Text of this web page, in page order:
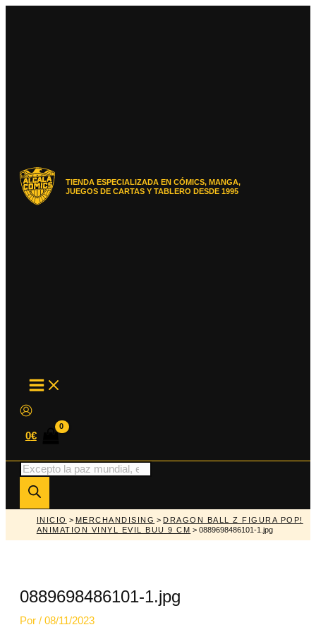
TIENDA ESPECIALIZADA EN CÓMICS, MANGA,
JUEGOS DE CARTAS Y TABLERO DESDE 1995
MAIN
MENU
0€
Búsqueda
de
productos
INICIO > MERCHANDISING > DRAGON BALL Z FIGURA POP!
ANIMATION VINYL EVIL BUU 9 CM > 0889698486101-1.jpg
0889698486101-1.jpg
Por / 08/11/2023